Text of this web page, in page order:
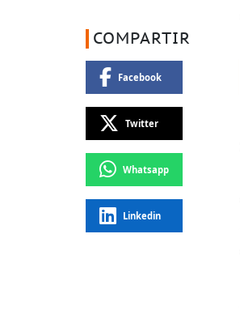
COMPARTIR
Facebook
Twitter
Whatsapp
Linkedin